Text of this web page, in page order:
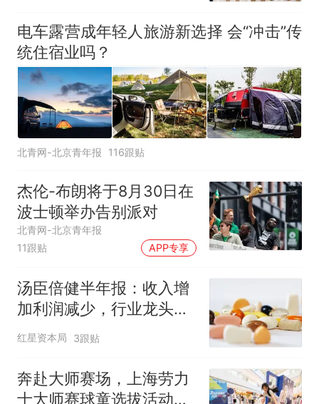
电车露营成年轻人旅游新选择 会“冲击”传
统住宿业吗？
北青网-北京青年报 116跟贴
杰伦-布朗将于8月30日在
波士顿举办告别派对
北青网-北京青年报
11跟贴
APP专享
汤臣倍健半年报：收入增
加利润减少，行业龙头的
AB面
红星资本局 3跟贴
奔赴大师赛场，上海劳力
士大师赛球童选拔活动启